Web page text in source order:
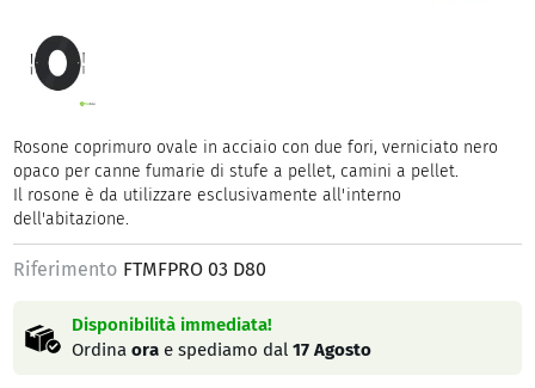
Rosone coprimuro ovale in acciaio con due fori, verniciato nero
opaco per canne fumarie di stufe a pellet, camini a pellet.
Il rosone è da utilizzare esclusivamente all'interno
dell'abitazione.
Riferimento FTMFPRO 03 D80
Disponibilità immediata!
Ordinaora e spediamo dal17 Agosto